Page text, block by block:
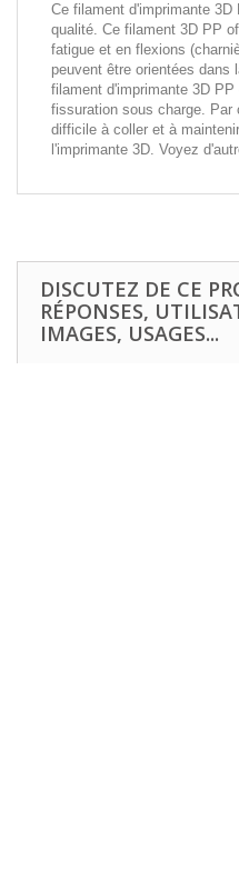
Ce filament d'imprimante
qualité. Ce filament 3D PP
fatigue et en flexions
peuvent être orientées dans
filament d'imprimante 3D
fissuration sous charge.
difficile à coller et à
l'imprimante 3D. Voyez
DISCUTEZ DE CE
RÉPONSES,
IMAGES, USAGES...